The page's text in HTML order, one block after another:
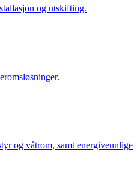
og utskifting.
og våtrom, samt energivennlige